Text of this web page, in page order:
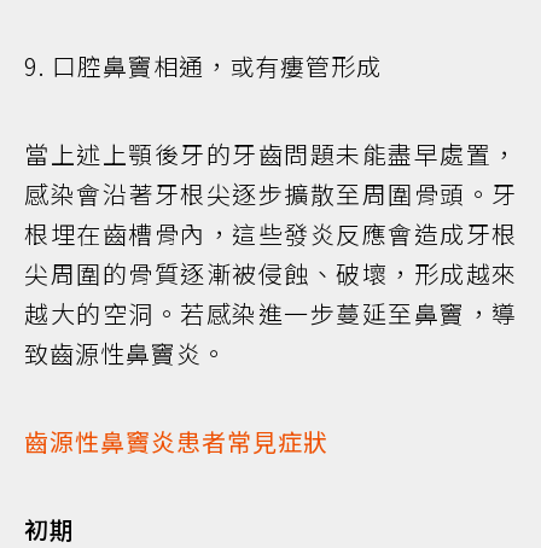
9. 口腔鼻竇相通，或有瘻管形成
當上述上顎後牙的牙齒問題未能盡早處置，
感染會沿著牙根尖逐步擴散至周圍骨頭。牙
根埋在齒槽骨內，這些發炎反應會造成牙根
尖周圍的骨質逐漸被侵蝕、破壞，形成越來
越大的空洞。若感染進一步蔓延至鼻竇，導
致齒源性鼻竇炎。
齒源性鼻竇炎患者常見症狀
初期